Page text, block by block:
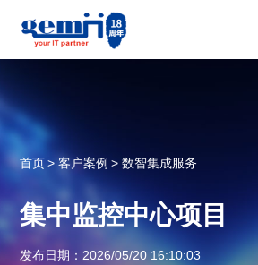
首页 > 客户案例 > 数智集成服务
集中监控中心项目
发布日期：2026/05/20 16:10:03